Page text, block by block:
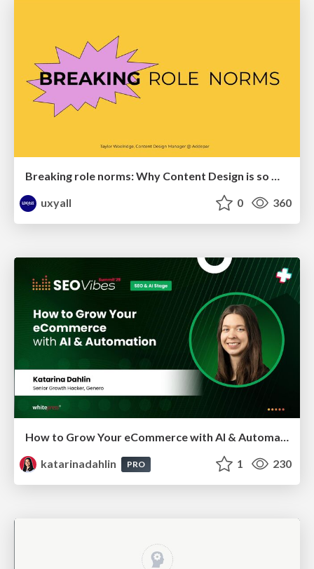
uxyall
0 360
How to Grow Your eCommerce with AI & Automation
katarinadahlin
PRO 1 230